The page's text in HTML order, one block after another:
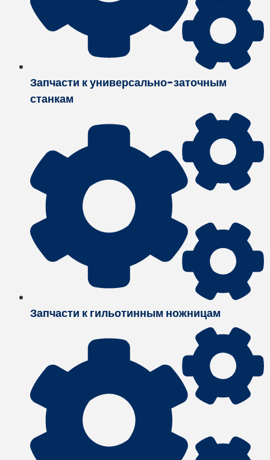
Запчасти к универсально-заточным
станкам
Запчасти к гильотинным ножницам